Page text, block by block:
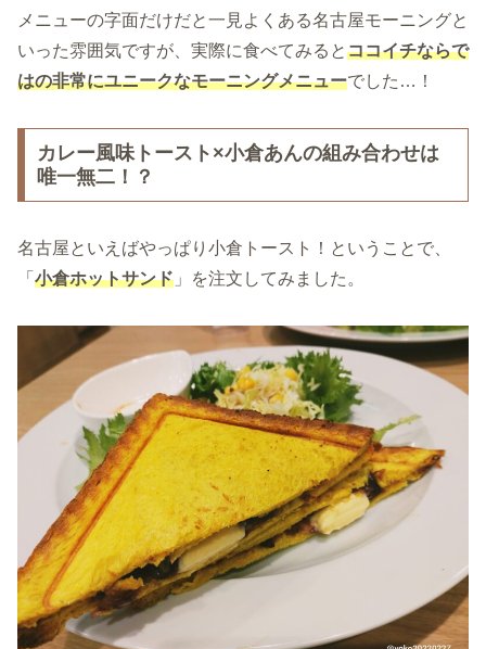
メニューの字面だけだと一見よくある名古屋モーニングと
いった雰囲気ですが、実際に食べてみるとココイチならで
はの非常にユニークなモーニングメニューでした…！
カレー風味トースト×小倉あんの組み合わせは
唯一無二！？
名古屋といえばやっぱり小倉トースト！ということで、
「 小倉ホットサンド 」を注文してみました。